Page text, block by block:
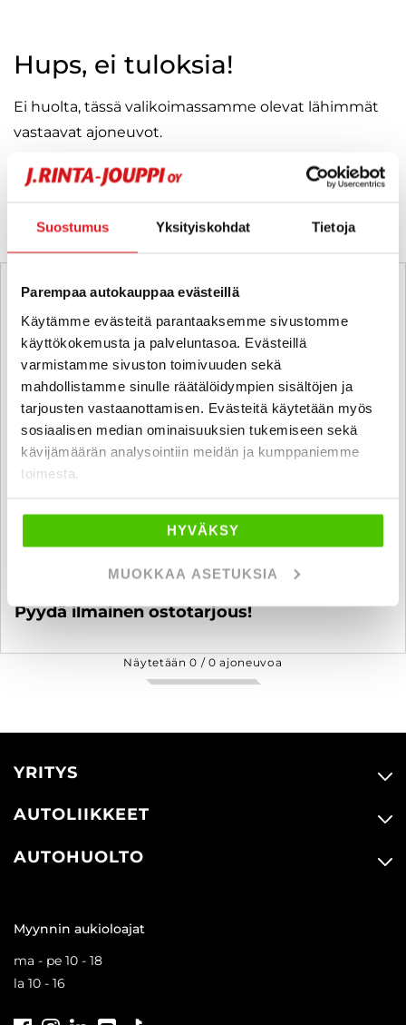
Suostumus Yksityiskohdat Tietoja
Parempaa autokauppaa evästeillä
Käytämme evästeitä parantaaksemme sivustomme
käyttökokemusta ja palveluntasoa. Evästeillä
varmistamme sivuston toimivuuden sekä
mahdollistamme sinulle räätälöidympien sisältöjen ja
tarjousten vastaanottamisen. Evästeitä käytetään myös
sosiaalisen median ominaisuuksien tukemiseen sekä
kävijämäärän analysointiin meidän ja kumppaniemme
toimesta.
HYVÄKSY
MUOKKAA ASETUKSIA
Hups, ei tuloksia!
Ei huolta, tässä valikoimassamme olevat lähimmät
vastaavat ajoneuvot.
KATSO VASTAAVANLAISET AUTOT
Pyydä ilmainen ostotarjous!
Näytetään0 /0 ajoneuvoa
YRITYS
AUTOLIIKKEET
AUTOHUOLTO
Myynnin aukioloajat
ma - pe 10 - 18
la 10 - 16